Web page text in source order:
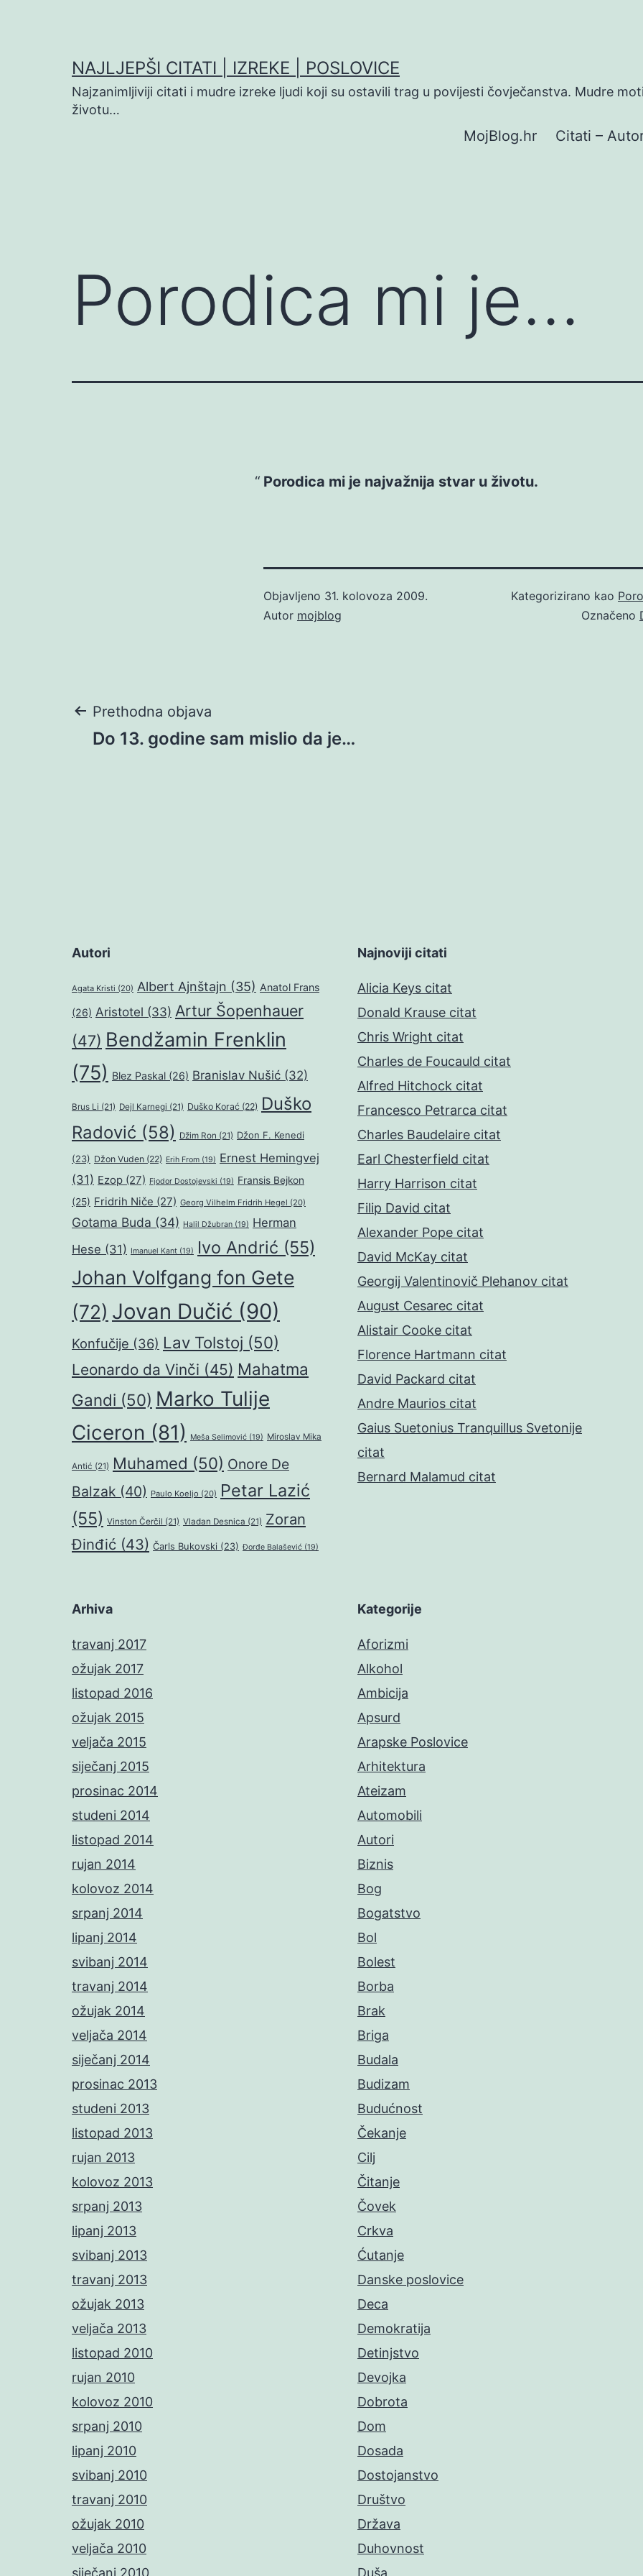
NAJLJEPŠI CITATI | IZREKE | POSLOVICE
Najzanimljiviji citati i mudre izreke ljudi koji su ostavili trag u povijesti čovječanstva. Mudre
životu…
MojBlog.hr Citati –
Porodica mi je…
Porodica mi je najvažnija stvar u životu.
Objavljeno 31. kolovoza 2009.
Autor mojblog
Kategorizirano kao
Označeno
Navigacija
Prethodna objava
Do 13. godine sam mislio da je…
Autori
Agata Kristi (20) Albert Ajnštajn (35) Anatol Frans
(26) Aristotel (33) Artur Šopenhauer
(47) Bendžamin Frenklin
(75) Blez Paskal (26) Branislav Nušić (32)
Brus Li (21) Dejl Karnegi (21) Duško Korać (22) Duško
Radović (58) Džim Ron (21) Džon F. Kenedi
(23) Džon Vuden (22) Erih From (19) Ernest Hemingvej
(31) Ezop (27) Fjodor Dostojevski (19) Fransis Bejkon
(25) Fridrih Niče (27) Georg Vilhelm Fridrih Hegel (20)
Gotama Buda (34) Halil Džubran (19) Herman
Hese (31) Imanuel Kant (19) Ivo Andrić (55)
Johan Volfgang fon Gete
(72) Jovan Dučić (90)
Konfučije (36) Lav Tolstoj (50)
Leonardo da Vinči (45) Mahatma
Gandi (50) Marko Tulije
Ciceron (81) Meša Selimović (19) Miroslav Mika
Antić (21) Muhamed (50) Onore De
Balzak (40) Paulo Koeljo (20) Petar Lazić
(55) Vinston Čerčil (21) Vladan Desnica (21) Zoran
Đinđić (43) Čarls Bukovski (23) Đorđe Balašević (19)
Najnoviji citati
Alicia Keys citat
Donald Krause citat
Chris Wright citat
Charles de Foucauld citat
Alfred Hitchock citat
Francesco Petrarca citat
Charles Baudelaire citat
Earl Chesterfield citat
Harry Harrison citat
Filip David citat
Alexander Pope citat
David McKay citat
Georgij Valentinovič Plehanov citat
August Cesarec citat
Alistair Cooke citat
Florence Hartmann citat
David Packard citat
Andre Maurios citat
Gaius Suetonius Tranquillus Svetonije
citat
Bernard Malamud citat
Arhiva
travanj 2017
ožujak 2017
listopad 2016
ožujak 2015
veljača 2015
siječanj 2015
prosinac 2014
studeni 2014
listopad 2014
rujan 2014
kolovoz 2014
srpanj 2014
lipanj 2014
svibanj 2014
travanj 2014
ožujak 2014
veljača 2014
siječanj 2014
prosinac 2013
studeni 2013
listopad 2013
rujan 2013
kolovoz 2013
srpanj 2013
lipanj 2013
svibanj 2013
travanj 2013
ožujak 2013
veljača 2013
listopad 2010
rujan 2010
kolovoz 2010
srpanj 2010
lipanj 2010
svibanj 2010
travanj 2010
ožujak 2010
veljača 2010
siječanj 2010
Kategorije
Aforizmi
Alkohol
Ambicija
Apsurd
Arapske Poslovice
Arhitektura
Ateizam
Automobili
Autori
Biznis
Bog
Bogatstvo
Bol
Bolest
Borba
Brak
Briga
Budala
Budizam
Budućnost
Čekanje
Cilj
Čitanje
Čovek
Crkva
Ćutanje
Danske poslovice
Deca
Demokratija
Detinjstvo
Devojka
Dobrota
Dom
Dosada
Dostojanstvo
Društvo
Država
Duhovnost
Duša